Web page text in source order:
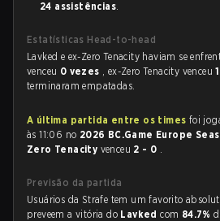
24 assistências.
Estatísticas Head-to-head
Lavked e ex-Zero Tenacity haviam se
venceu 0 vezes , ex-Zero Tenacity venceu
terminaram empatadas.
A última partida entre os times foi
às 11:06 no 2026 BC.Game Europe
Zero Tenacity venceu 2 - 0 .
Previsão da partida
Usuários da Strafe tem um favorito
preveem a vitória do Lavkedcom 84.7%